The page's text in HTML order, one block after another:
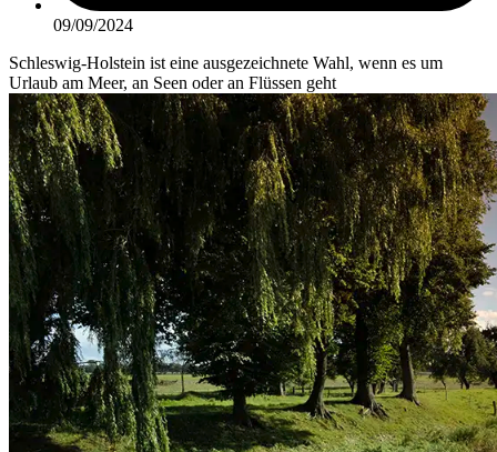
09/09/2024
Schleswig-Holstein ist eine ausgezeichnete Wahl, wenn es um
Urlaub am Meer, an Seen oder an Flüssen geht